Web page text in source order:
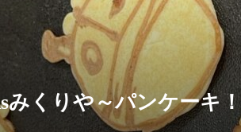
みくりや～パンケーキ！